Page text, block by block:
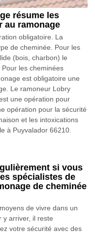
résume les
au ramonage
obligatoire. La
de cheminée. Pour les
(bois, charbon) le
Pour les cheminées
est obligatoire une
Le ramoneur Lobry
une opération pour
opération pour la sécurité
et les intoxications
à Puyvalador 66210.
si vous
spécialistes de
de cheminée
de vivre dans un
y arriver, il reste
votre sécurité avec des